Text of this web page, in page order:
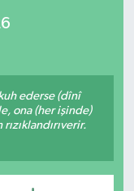
ederse (dînî
ona (her işinde)